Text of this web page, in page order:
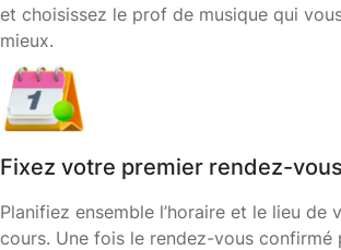
et choisissez le prof de musique qui
mieux.
Fixez votre premier rendez-vous
Planifiez ensemble l’horaire et le lieu de
cours. Une fois le rendez-vous confirmé